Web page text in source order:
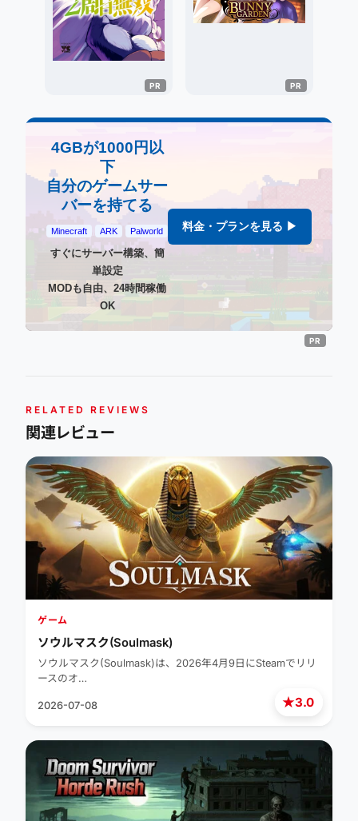
4GBが1000円以
下
自分のゲームサー
バーを持てる
Minecraft ARK Palworld
すぐにサーバー構築、簡
単設定
MODも自由、24時間稼働
OK
料金・プランを見る ▶
RELATED REVIEWS
関連レビュー
★3.0
ゲーム
ソウルマスク(Soulmask)
ソウルマスク(Soulmask)は、2026年4月9日にSteamでリリ
ースのオ…
2026-07-08